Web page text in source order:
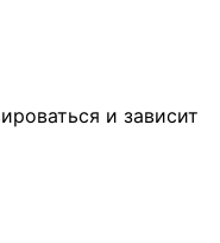
и зависит